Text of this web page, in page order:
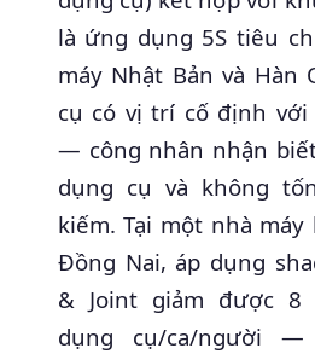
là ứng dụng 5S tiêu
máy Nhật Bản và Hàn
cụ có vị trí cố định
— công nhân nhận
dụng cụ và không
kiếm. Tại một nhà
Đồng Nai, áp dụng
& Joint giảm được
dụng cụ/ca/người